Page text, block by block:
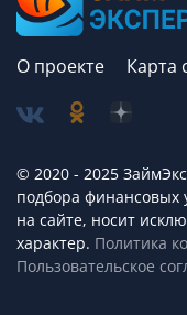
О проекте Карта
© 2020 - 2025
подбора финансовых
на сайте, носит
характер. Политика
Пользовательское